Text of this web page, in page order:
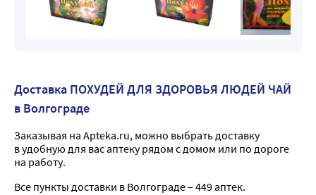
Доставка ПОХУДЕЙ ДЛЯ ЗДОРОВЬЯ ЛЮДЕЙ ЧАЙ
в Волгограде
Заказывая на Apteka.ru, можно выбрать доставку
в удобную для вас аптеку рядом с домом или по дороге
на работу.
Все пункты доставки в Волгограде – 449 аптек.